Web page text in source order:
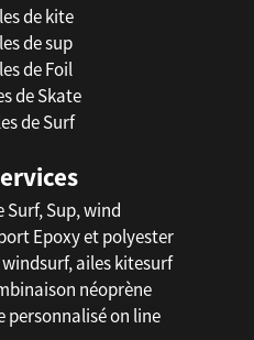
de kite
de sup
de Foil
de Skate
de Surf
Sup, wind
Epoxy et polyester
ailes kitesurf
néoprène
personnalisé on line